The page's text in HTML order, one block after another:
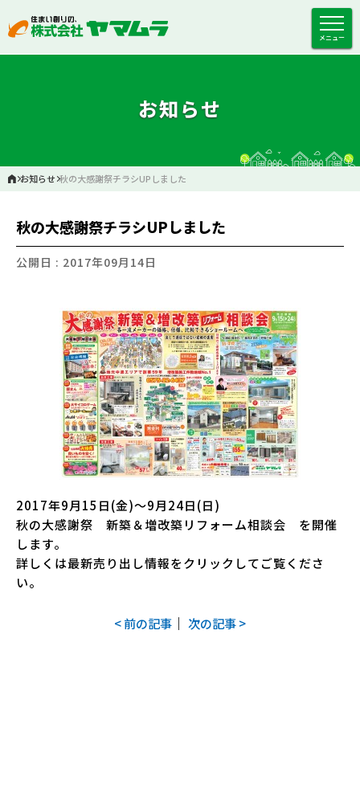
メニュー
お知らせ
お知らせ 秋の大感謝祭チラシUPしました
秋の大感謝祭チラシUPしました
公開日 : 2017年09月14日
2017年9月15日(金)～9月24日(日)
秋の大感謝祭 新築＆増改築リフォーム相談会 を開催
します。
詳しくは最新売り出し情報をクリックしてご覧くださ
い。
< 前の記事 ｜ 次の記事 >